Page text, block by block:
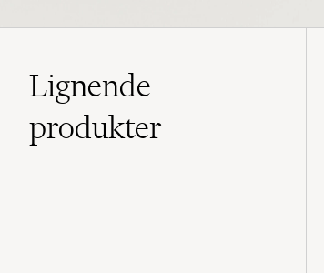
Lignende
produkter